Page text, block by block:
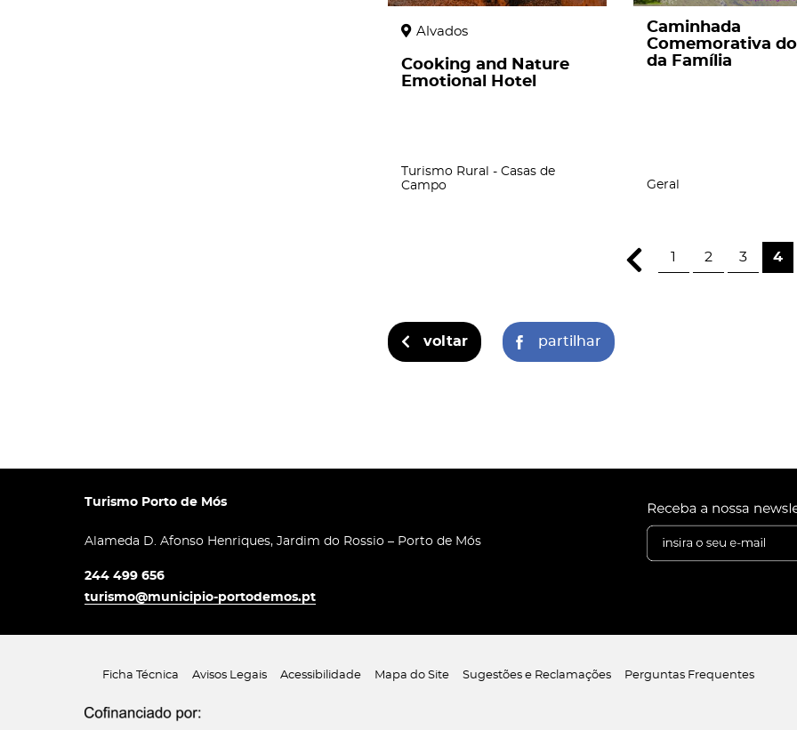
Alvados
Cooking and Nature
Emotional Hotel
Turismo Rural - Casas de
Campo
Caminhada
Comemorativa
da Família
Geral
1 2 3 4
voltar partilhar
Turismo Porto de Mós
Alameda D. Afonso Henriques, Jardim do Rossio – Porto de Mós
244 499 656
turismo@municipio-portodemos.pt
Ficha Técnica Avisos Legais Acessibilidade Mapa do Site Sugestões e Reclamações Perguntas Frequentes